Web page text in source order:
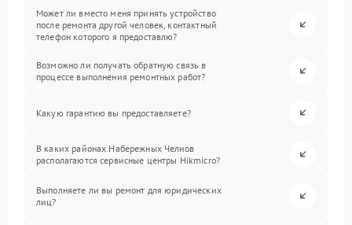
Может ли вместо меня принять устройство
после ремонта другой человек, контактный
телефон которого я предоставлю?
Возможно ли получать обратную связь в
процессе выполнения ремонтных работ?
Какую гарантию вы предоставляете?
В каких районах Набережных Челнов
располагаются сервисные центры Hikmicro?
Выполняете ли вы ремонт для юридических
лиц?